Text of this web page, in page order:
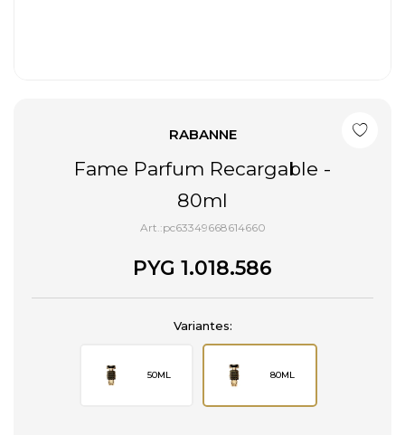
RABANNE
Fame Parfum Recargable -
80ml
pc63349668614660
PYG 1.018.586
Variantes:
50ML 80ML